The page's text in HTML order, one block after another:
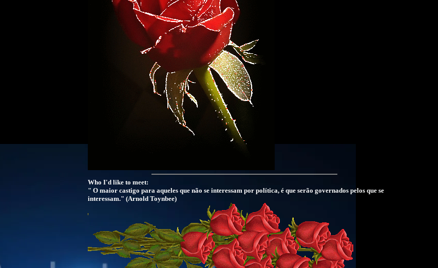
Who I'd like to meet:
" O maior castigo para aqueles que não se interessam por política, é que serão governados pelos que se
interessam." (Arnold Toynbee)